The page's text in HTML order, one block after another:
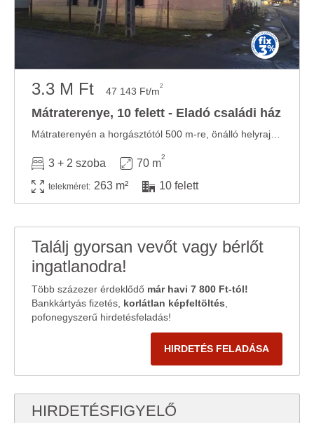
3.3 M Ft 47 143 Ft/m2
Mátraterenye, 10 felett - Eladó családi ház
3 + 2 szoba 70 m
2
telekméret: 263 m² 10 felett
Találj gyorsan vevőt vagy bérlőt
ingatlanodra!
Több százezer érdeklődő már havi 7 800 Ft-tól!
Bankkártyás fizetés, korlátlan képfeltöltés
pofonegyszerű hirdetésfeladás!
HIRDETÉS FELADÁSA
HIRDETÉSFIGYELŐ